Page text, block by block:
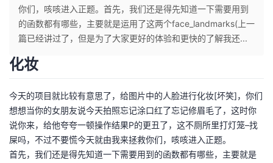
人
主
我
发
者
你们，咳咳进入正题。首先，我们还是得先知道一下需要用到
的函数都有哪些，主要就是运用了这两个face_landmarks(上一
篇已经讲过了，但是为了大家更好的体验和更快的了解我还...
化妆
今天的项目就比较有意思了，给图片中的人脸进行化妆[坏笑]，你们
想想当你的女朋友说今天拍照忘记涂口红了忘记修眉毛了，这时你
说你来，给他夸夸一顿操作结果P的更丑了，这不厕所里打灯笼–找
屎吗，不过不要慌今天就由我来拯救你们，咳咳进入正题。
首先，我们还是得先知道一下需要用到的函数都有哪些，主要就是